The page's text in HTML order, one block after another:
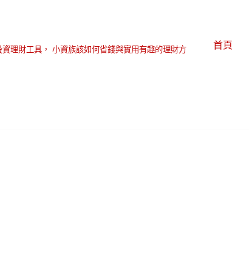
理財工具， 小資族該如何省錢與實用有趣的理財方 首頁